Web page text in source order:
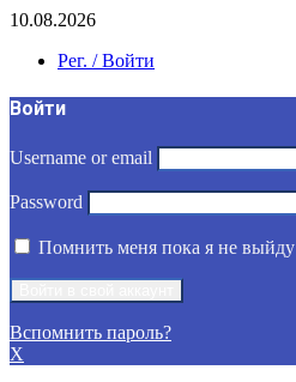
10.08.2026
Рег. / Войти
Войти
Username or email
Password
Помнить меня пока я не выйду
Вспомнить пароль?
X